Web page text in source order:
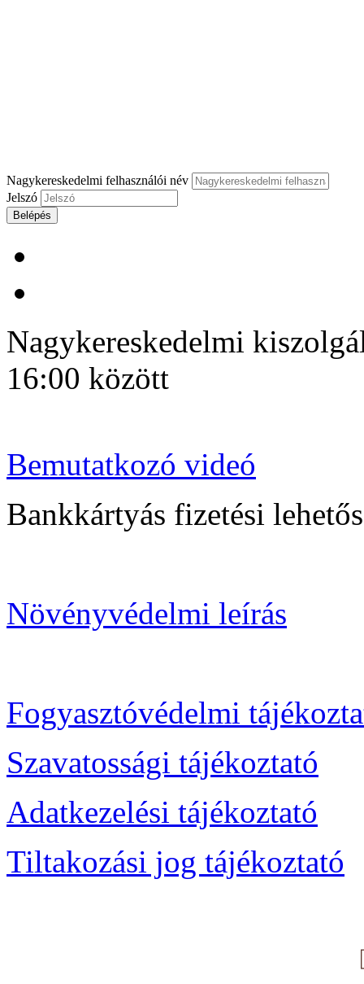
Nagykereskedelmi felhasználói név
Jelszó
Belépés
Nagykereskedelmi
16:00 között
Bemutatkozó videó
Bankkártyás fizetési
Növényvédelmi leírás
Fogyasztóvédelmi
Szavatossági tájékoztató
Adatkezelési tájékoztató
Tiltakozási jog tájékoztató